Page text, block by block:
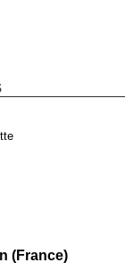
(France)